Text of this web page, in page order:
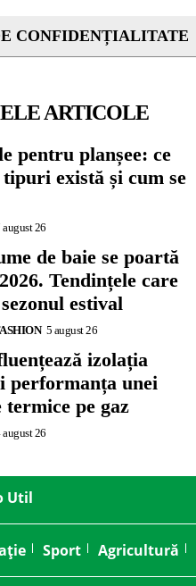
CONFIDENȚIALITATE
ARTICOLE
pentru planșee: ce
tipuri există și cum se
august 26
de baie se poartă
Tendințele care
estival
5 august 26
izolația
performanța unei
termice pe gaz
august 26
Util
Sport Agricultură